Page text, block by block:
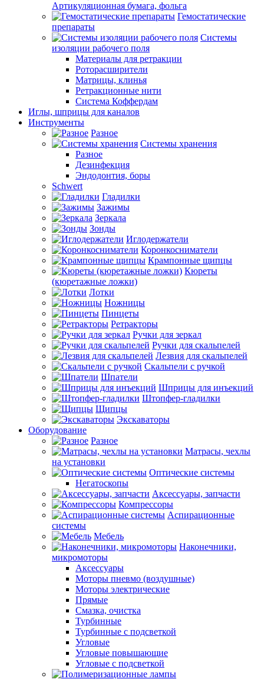
Артикуляционная бумага, фольга
Гемостатические
препараты
Системы
изоляции рабочего поля
Материалы для ретракции
Роторасширители
Матрицы, клинья
Ретракционные нити
Система Коффердам
Иглы, шприцы для каналов
Инструменты
Разное
Системы хранения
Разное
Дезинфекция
Эндодонтия, боры
Schwert
Гладилки
Зажимы
Зеркала
Зонды
Иглодержатели
Коронкосниматели
Крампонные щипцы
Кюреты
(кюретажные ложки)
Лотки
Ножницы
Пинцеты
Ретракторы
Ручки для зеркал
Ручки для скальпелей
Лезвия для скальпелей
Скальпели с ручкой
Шпатели
Шприцы для инъекций
Штопфер-гладилки
Щипцы
Экскаваторы
Оборудование
Разное
Матрасы, чехлы
на установки
Оптические системы
Негатоскопы
Аксессуары, запчасти
Компрессоры
Аспирационные
системы
Мебель
Наконечники,
микромоторы
Аксессуары
Моторы пневмо (воздушные)
Моторы электрические
Прямые
Смазка, очистка
Турбинные
Турбинные с подсветкой
Угловые
Угловые повышающие
Угловые с подсветкой